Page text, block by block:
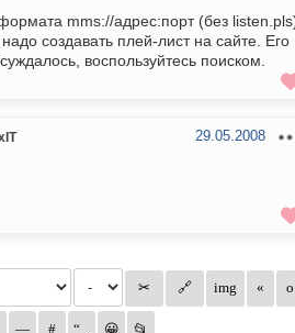
mms://адрес:порт (без
создавать плей-лист на сайте. Его
воспользуйтесь поиском.
29.05.2008